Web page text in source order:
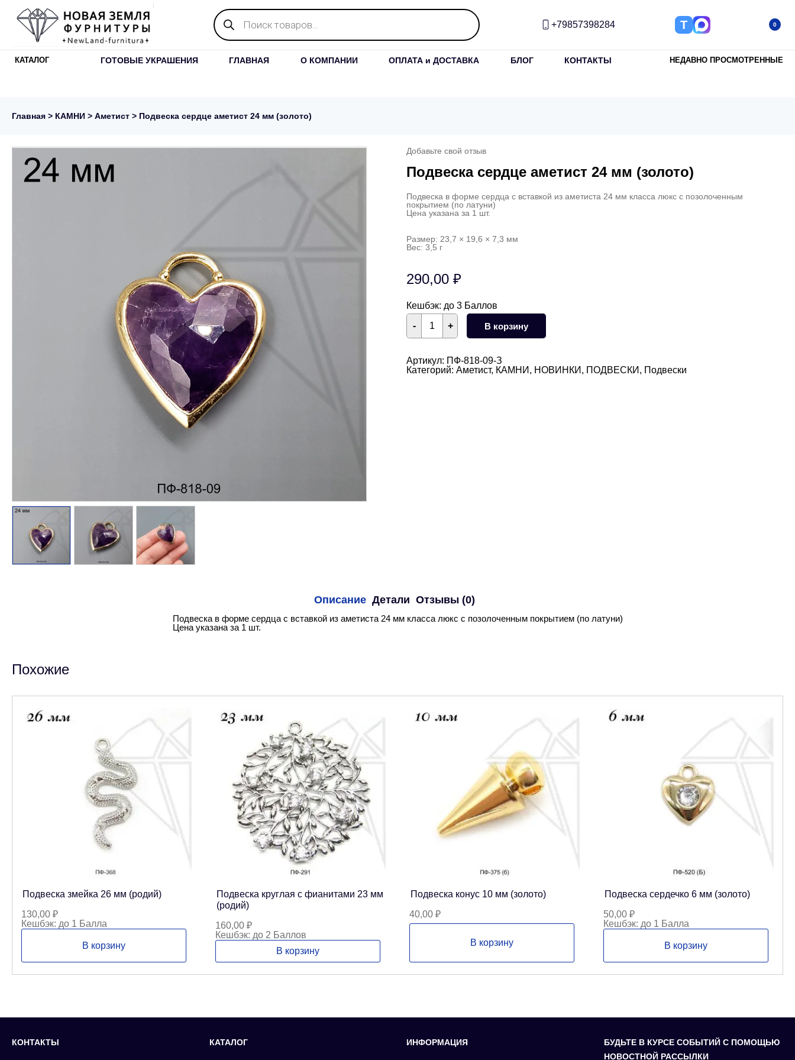
Поиск
товаров
+79857398284 Т 0
КАТАЛОГ ГОТОВЫЕ УКРАШЕНИЯ ГЛАВНАЯ О КОМПАНИИ ОПЛАТА и ДОСТАВКА БЛОГ КОНТАКТЫ НЕДАВНО ПРОСМОТРЕННЫЕ
Главная > КАМНИ > Аметист > Подвеска сердце аметист 24 мм (золото)
Добавьте свой отзыв
Подвеска сердце аметист 24 мм (золото)
Подвеска в форме сердца с вставкой из аметиста 24 мм класса люкс с позолоченным
покрытием (по латуни)
Цена указана за 1 шт.
Размер: 23,7 × 19,6 × 7,3 мм
Вес: 3,5 г
290,00 ₽
Кешбэк: до 3 Баллов
+
Количество
товара
Подвеска
аметист
24
мм
- В корзину
Артикул: ПФ-818-09-З
Категорий: Аметист, КАМНИ , НОВИНКИ , ПОДВЕСКИ , Подвески
Описание Детали Отзывы (0)
Подвеска в форме сердца с вставкой из аметиста 24 мм класса люкс с позолоченным покрытием (по латуни)
Цена указана за 1 шт.
Похожие
Подвеска змейка 26 мм (родий)
130,00 ₽
Кешбэк: до 1 Балла
В корзину
Подвеска круглая с фианитами 23 мм
(родий)
160,00 ₽
Кешбэк: до 2 Баллов
В корзину
Подвеска конус 10 мм (золото)
40,00 ₽
В корзину
Подвеска сердечко 6 мм (золото)
50,00 ₽
Кешбэк: до 1 Балла
В корзину
КОНТАКТЫ КАТАЛОГ ИНФОРМАЦИЯ
БУДЬТЕ В КУРСЕ СОБЫТИЙ С ПОМОЩЬЮ
НОВОСТНОЙ РАССЫЛКИ